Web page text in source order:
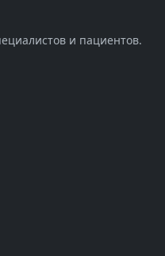
и пациентов.